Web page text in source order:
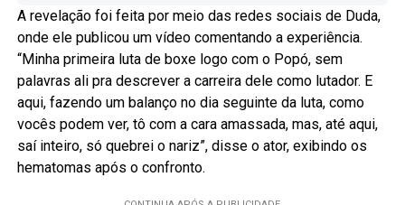
A revelação foi feita por meio das redes sociais de Duda,
onde ele publicou um vídeo comentando a experiência.
“Minha primeira luta de boxe logo com o Popó, sem
palavras ali pra descrever a carreira dele como lutador. E
aqui, fazendo um balanço no dia seguinte da luta, como
vocês podem ver, tô com a cara amassada, mas, até aqui,
saí inteiro, só quebrei o nariz”, disse o ator, exibindo os
hematomas após o confronto.